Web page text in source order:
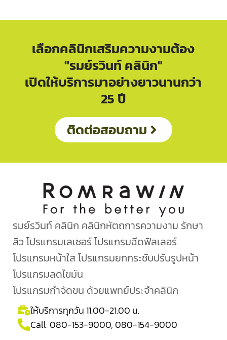
เลือกคลินิกเสริมความงามต้อง
"รมย์รวินท์ คลินิก"
เปิดให้บริการมาอย่างยาวนานกว่า
25 ปี
ติดต่อสอบถาม
รมย์รวินท์ คลินิก คลินิกหัตถการความงาม รักษา
สิว โปรแกรมเลเซอร์ โปรแกรมฉีดฟิลเลอร์
โปรแกรมหน้าใส โปรแกรมยกกระชับปรับรูปหน้า
โปรแกรมลดไขมัน
โปรแกรมกำจัดขน ด้วยแพทย์ประจำคลินิก
ให้บริการทุกวัน 11.00-21.00 น.
Call:080-153-9000, 080-154-9000